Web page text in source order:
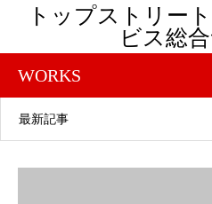
トップストリー
ビス総
WORKS
最新記事